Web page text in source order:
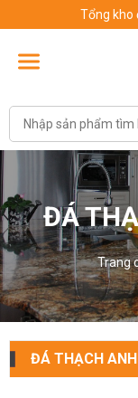
Tổng kho
ĐÁ
Trang
ĐÁ THẠCH